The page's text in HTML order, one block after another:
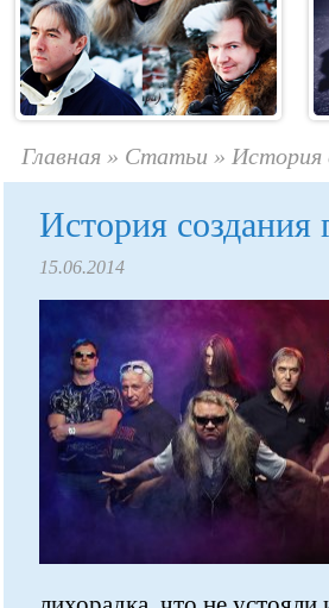
Главная » Статьи » История
История
15.06.2014